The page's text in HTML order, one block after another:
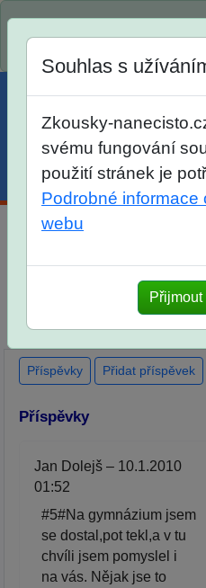
Menu Účet Košík
po skutečných přijímacích
zkouškách
Souhlas s
Zkousky-
svému fungování
použití stránek je
Podrobné informace
webu
Přijmout
Příspěvky Přidat příspěvek
Příspěvky
Jan Dolejš – 10.1.2010
01:52
#5#Na gymnázium jsem
se dostal,pot tekl,a v tu
chvíli jsem pomyslel i
na vás. Nějak jse to